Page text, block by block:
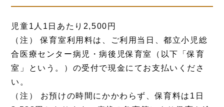
児童1人1日あたり2,500円
（注） 保育室利用料は、ご利用当日、都立小児総
合医療センター病児・病後児保育室（以下「保育
室」という。）の受付で現金にてお支払いくださ
い。
（注） お預けの時間にかかわらず、保育料は1日